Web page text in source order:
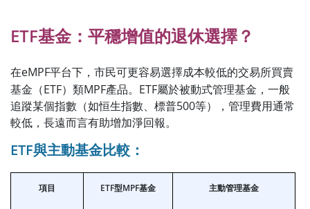
ETF基金：平穩增值的退休選擇？
在eMPF平台下，市民可更容易選擇成本較低的交易所買賣
基金（ETF）類MPF產品。ETF屬於被動式管理基金，一般
追蹤某個指數（如恒生指數、標普500等），管理費用通常
較低，長遠而言有助增加淨回報。
ETF與主動基金比較：
項目 ETF型MPF基金 主動管理基金